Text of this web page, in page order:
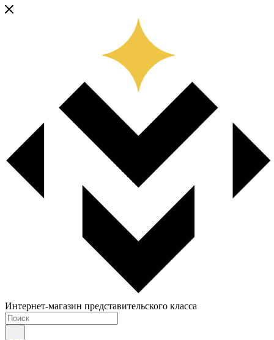
Интернет-магазин представительского класса